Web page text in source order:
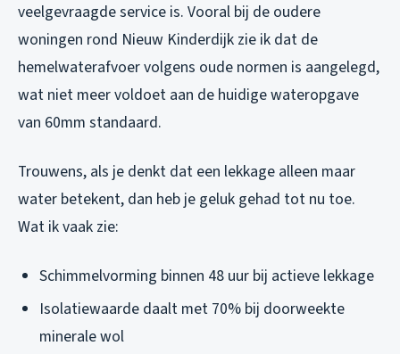
veelgevraagde service is. Vooral bij de oudere
woningen rond Nieuw Kinderdijk zie ik dat de
hemelwaterafvoer volgens oude normen is aangelegd,
wat niet meer voldoet aan de huidige wateropgave
van 60mm standaard.
Trouwens, als je denkt dat een lekkage alleen maar
water betekent, dan heb je geluk gehad tot nu toe.
Wat ik vaak zie:
Schimmelvorming binnen 48 uur bij actieve lekkage
Isolatiewaarde daalt met 70% bij doorweekte
minerale wol